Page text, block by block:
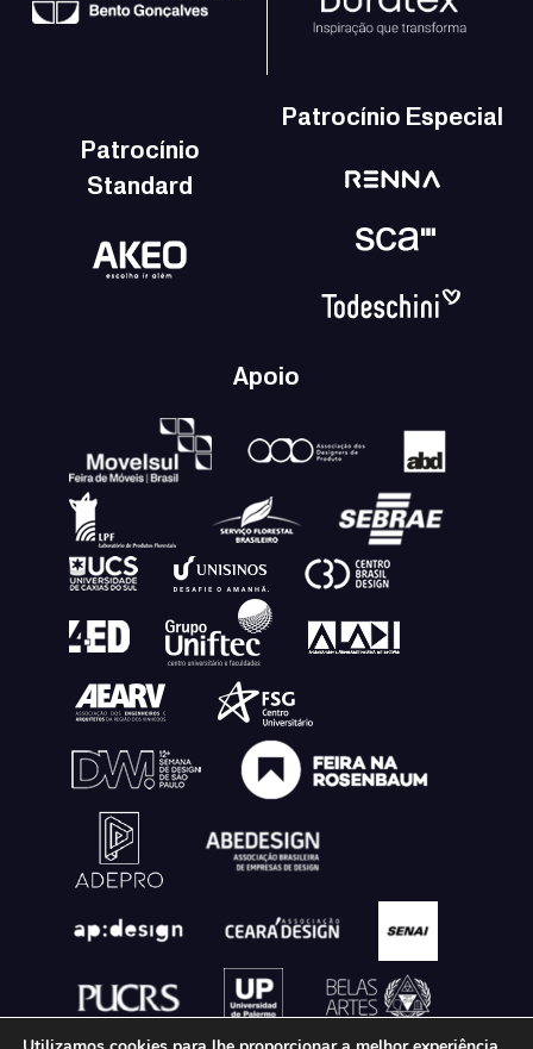
Patrocínio
Standard
Patrocínio Especial
Apoio